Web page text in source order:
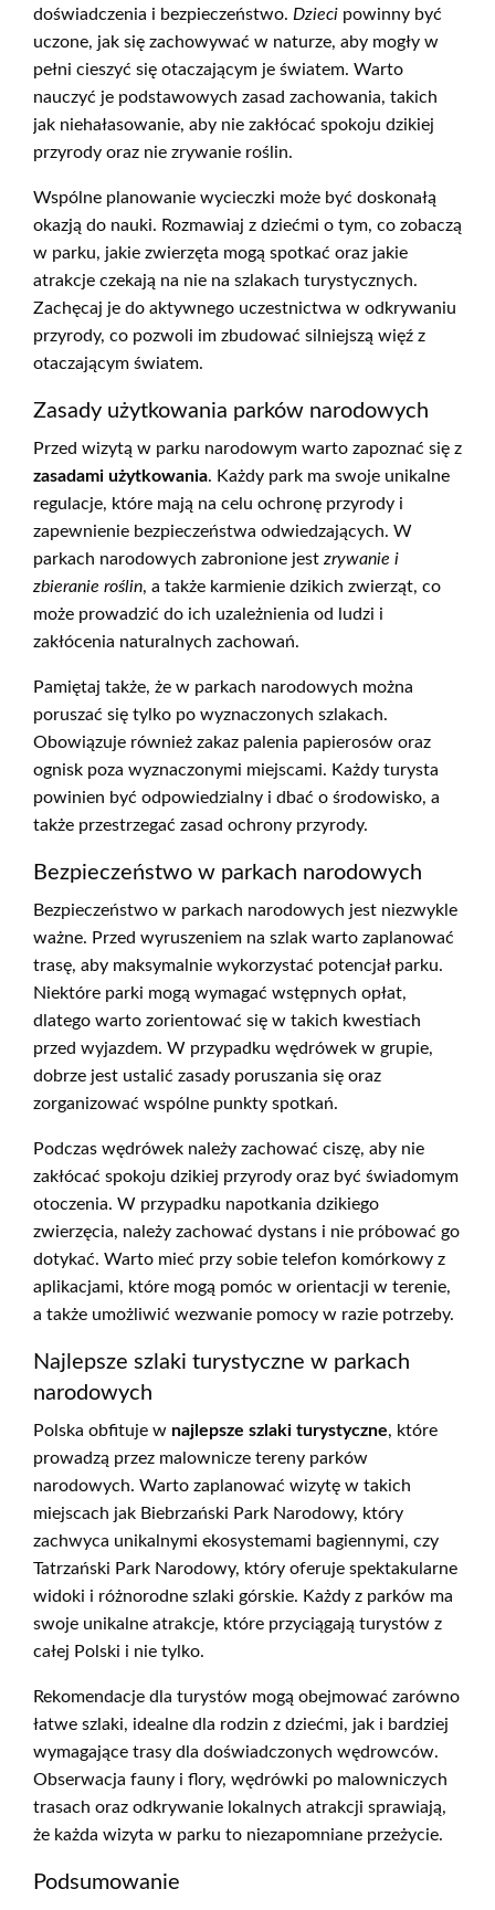
doświadczenia i bezpieczeństwo. Dzieci powinny być
uczone, jak się zachowywać w naturze, aby mogły w
pełni cieszyć się otaczającym je światem. Warto
nauczyć je podstawowych zasad zachowania, takich
jak niehałasowanie, aby nie zakłócać spokoju dzikiej
przyrody oraz nie zrywanie roślin.
Wspólne planowanie wycieczki może być doskonałą
okazją do nauki. Rozmawiaj z dziećmi o tym, co zobaczą
w parku, jakie zwierzęta mogą spotkać oraz jakie
atrakcje czekają na nie na szlakach turystycznych.
Zachęcaj je do aktywnego uczestnictwa w odkrywaniu
przyrody, co pozwoli im zbudować silniejszą więź z
otaczającym światem.
Zasady użytkowania parków narodowych
Przed wizytą w parku narodowym warto zapoznać się z
zasadami użytkowania. Każdy park ma swoje unikalne
regulacje, które mają na celu ochronę przyrody i
zapewnienie bezpieczeństwa odwiedzających. W
parkach narodowych zabronione jest zrywanie i
zbieranie roślin, a także karmienie dzikich zwierząt, co
może prowadzić do ich uzależnienia od ludzi i
zakłócenia naturalnych zachowań.
Pamiętaj także, że w parkach narodowych można
poruszać się tylko po wyznaczonych szlakach.
Obowiązuje również zakaz palenia papierosów oraz
ognisk poza wyznaczonymi miejscami. Każdy turysta
powinien być odpowiedzialny i dbać o środowisko, a
także przestrzegać zasad ochrony przyrody.
Bezpieczeństwo w parkach narodowych
Bezpieczeństwo w parkach narodowych jest niezwykle
ważne. Przed wyruszeniem na szlak warto zaplanować
trasę, aby maksymalnie wykorzystać potencjał parku.
Niektóre parki mogą wymagać wstępnych opłat,
dlatego warto zorientować się w takich kwestiach
przed wyjazdem. W przypadku wędrówek w grupie,
dobrze jest ustalić zasady poruszania się oraz
zorganizować wspólne punkty spotkań.
Podczas wędrówek należy zachować ciszę, aby nie
zakłócać spokoju dzikiej przyrody oraz być świadomym
otoczenia. W przypadku napotkania dzikiego
zwierzęcia, należy zachować dystans i nie próbować go
dotykać. Warto mieć przy sobie telefon komórkowy z
aplikacjami, które mogą pomóc w orientacji w terenie,
a także umożliwić wezwanie pomocy w razie potrzeby.
Najlepsze szlaki turystyczne w parkach
narodowych
Polska obfituje w najlepsze szlaki turystyczne, które
prowadzą przez malownicze tereny parków
narodowych. Warto zaplanować wizytę w takich
miejscach jak Biebrzański Park Narodowy, który
zachwyca unikalnymi ekosystemami bagiennymi, czy
Tatrzański Park Narodowy, który oferuje spektakularne
widoki i różnorodne szlaki górskie. Każdy z parków ma
swoje unikalne atrakcje, które przyciągają turystów z
całej Polski i nie tylko.
Rekomendacje dla turystów mogą obejmować zarówno
łatwe szlaki, idealne dla rodzin z dziećmi, jak i bardziej
wymagające trasy dla doświadczonych wędrowców.
Obserwacja fauny i flory, wędrówki po malowniczych
trasach oraz odkrywanie lokalnych atrakcji sprawiają,
że każda wizyta w parku to niezapomniane przeżycie.
Podsumowanie